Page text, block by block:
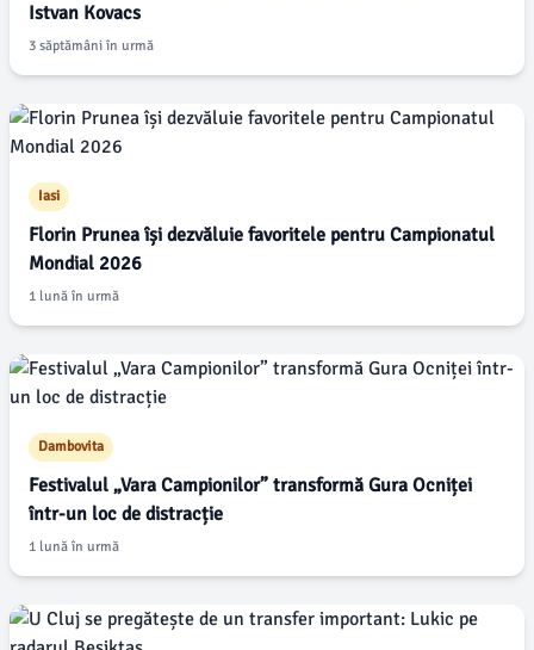
Istvan Kovacs
3 săptămâni în urmă
Iasi
Florin Prunea își dezvăluie favoritele pentru Campionatul
Mondial 2026
1 lună în urmă
Dambovita
Festivalul „Vara Campionilor” transformă Gura Ocniței
într-un loc de distracție
1 lună în urmă